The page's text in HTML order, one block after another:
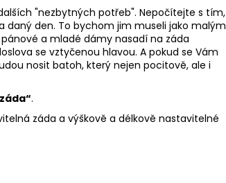
"nezbytných potřeb". Nepočítejte s tím,
daný den. To bychom jim museli jako malým
a mladé dámy nasadí na záda
se vztyčenou hlavou. A pokud se Vám
nosit batoh, který nejen pocitově, ale i
.
záda a výškově a délkově nastavitelné